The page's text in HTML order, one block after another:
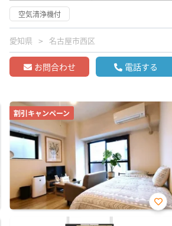
空気清浄機付
愛知県 名古屋市西区
お問合わせ 電話する
割引キャンペーン
お気